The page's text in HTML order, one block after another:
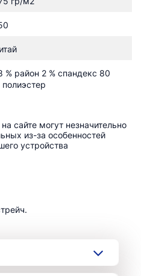
% район 2 % спандекс 80
полиэстер
сайте могут незначительно
из-за особенностей
устройства